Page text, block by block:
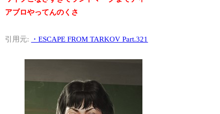
アブロやってんのくさ
引用元: ・ESCAPE FROM TARKOV Part.321